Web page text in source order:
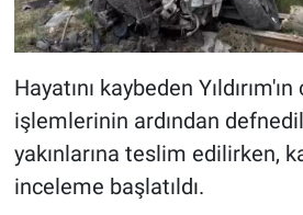
Hayatını kaybeden
işlemlerinin ardından
yakınlarına teslim edilirken,
inceleme başlatıldı.